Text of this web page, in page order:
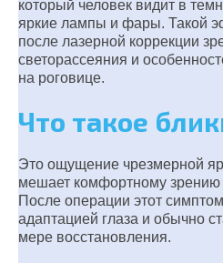
который человек видит в
яркие лампы и фары. Такой
после лазерной коррекции
светорассеяния и
на роговице.
Что такое
Это ощущение чрезмерной
мешает комфортному зрению
После операции этот
адаптацией глаза и обычно
мере восстановления.